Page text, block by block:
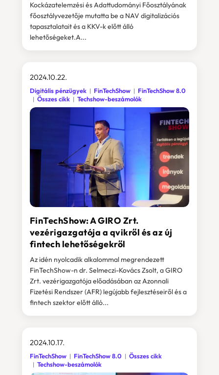
Kockázatelemzési és Adattudományi Főosztályának
főosztályvezetője mutatta be a NAV digitalizációs
tapasztalatait és a KKV-k előtt álló
lehetőségeket.A...
FinTechShow: A GIRO Zrt.
vezérigazgatója a qvikről és az új
fintech lehetőségekről
2024.10.22.
Digitális pénzügyek FinTechShow
FinTechShow 8.0
Összes cikk
Techshow-beszámolók
Az idén nyolcadik alkalommal megrendezett
FinTechShow-n dr. Selmeczi-Kovács Zsolt, a GIRO
Zrt. vezérigazgatója előadásában az Azonnali
Fizetési Rendszer (AFR) legújabb fejlesztéseiről és a
fintech szektor előtt álló...
2024.10.17.
FinTechShow FinTechShow 8.0
Összes cikk
Techshow-beszámolók